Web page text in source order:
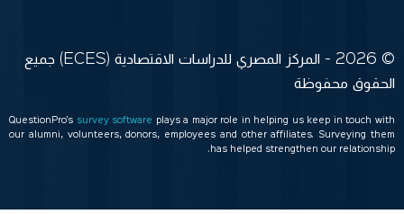
© 2026 - المركز المصري للدراسات الاقتصادية (ECES) جميع
الحقوق محفوظة
QuestionPro’s survey software
plays a major role in helping us keep in touch with
our alumni, volunteers, donors, employees and other affiliates. Surveying them
has helped strengthen our relationship.